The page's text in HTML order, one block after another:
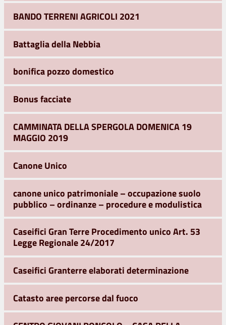
BANDO TERRENI AGRICOLI 2021
Battaglia della Nebbia
bonifica pozzo domestico
Bonus facciate
CAMMINATA DELLA SPERGOLA DOMENICA 19
MAGGIO 2019
Canone Unico
canone unico patrimoniale – occupazione suolo
pubblico – ordinanze – procedure e modulistica
Caseifici Gran Terre Procedimento unico Art. 53
Legge Regionale 24/2017
Caseifici Granterre elaborati determinazione
Catasto aree percorse dal fuoco